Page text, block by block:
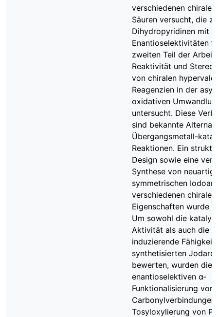
verschiedenen
Säuren versucht, die
Dihydropyridinen mit
Enantioselektivitäten
zweiten Teil der Arbeit
Reaktivität und
von chiralen
Reagenzien in der
oxidativen
untersucht. Diese
sind bekannte
Übergangsmetall-
Reaktionen. Ein
Design sowie eine
Synthese von
symmetrischen
verschiedenen chiralen
Eigenschaften wurde
Um sowohl die
Aktivität als auch die
induzierende Fähigkeit
synthetisierten
bewerten, wurden
enantioselektiven α-
Funktionalisierung von
Tosyloxylierung von